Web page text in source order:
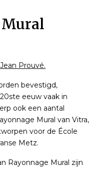
Jean Prouvé.
bevestigd,
eeuw vaak in
ook een aantal
Mural van Vitra,
voor de École
Metz.
Rayonnage Mural zijn